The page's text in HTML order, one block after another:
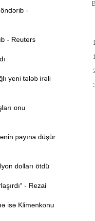
-
- Reuters
yeni tələb irəli
onu
payına düşür
dolları ötdü
- Rezai
isə Klimenkonu